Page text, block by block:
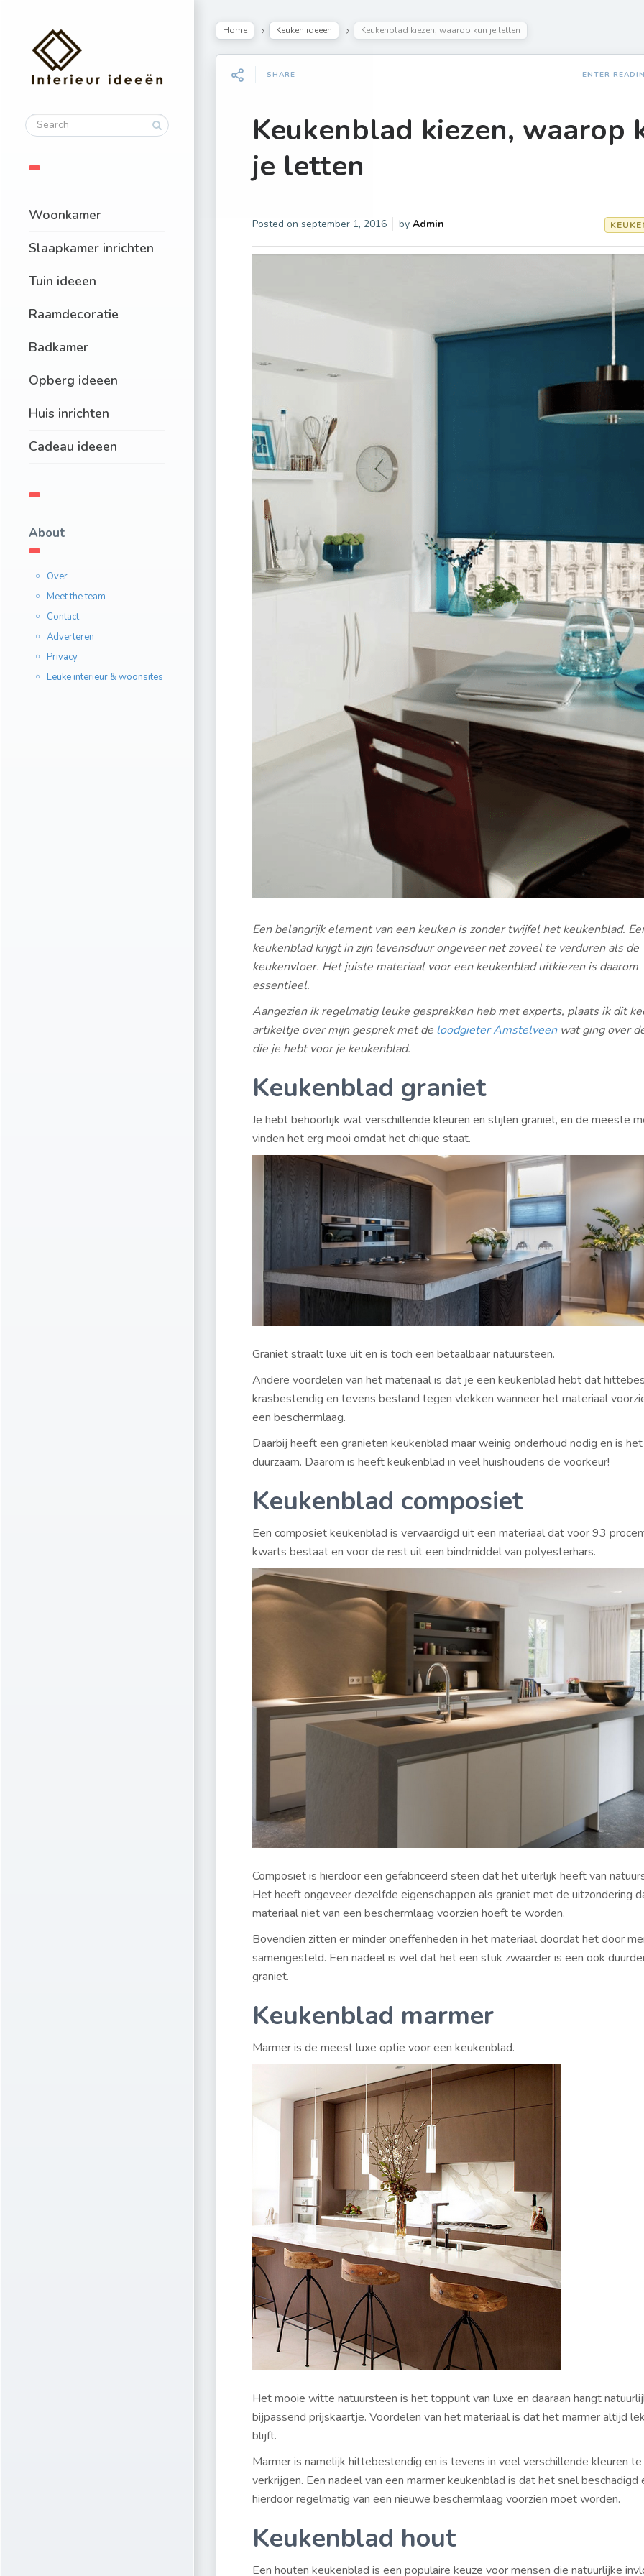
Woonkamer
Slaapkamer inrichten
Tuin ideeen
Raamdecoratie
Badkamer
Opberg ideeen
Huis inrichten
Cadeau ideeen
About
Over
Meet the team
Contact
Adverteren
Privacy
Leuke interieur & woonsites
Home Keuken ideeen Keukenblad kiezen, waarop kun je letten
SHARE ENTER
Keukenblad kiezen, waarop
je letten
Posted on september 1, 2016 by Admin
Een belangrijk element van een keuken is zonder twijfel het keukenblad.
keukenblad krijgt in zijn levensduur ongeveer net zoveel te verduren als de
keukenvloer. Het juiste materiaal voor een keukenblad uitkiezen is daarom
essentieel.
Aangezien ik regelmatig leuke gesprekken heb met experts, plaats ik dit
artikeltje over mijn gesprek met de loodgieter Amstelveenwat ging over
die je hebt voor je keukenblad.
Keukenblad graniet
Je hebt behoorlijk wat verschillende kleuren en stijlen graniet, en de meeste
vinden het erg mooi omdat het chique staat.
Graniet straalt luxe uit en is toch een betaalbaar natuursteen.
Andere voordelen van het materiaal is dat je een keukenblad hebt dat
krasbestendig en tevens bestand tegen vlekken wanneer het materiaal
een beschermlaag.
Daarbij heeft een granieten keukenblad maar weinig onderhoud nodig en is
duurzaam. Daarom is heeft keukenblad in veel huishoudens de voorkeur!
Keukenblad composiet
Een composiet keukenblad is vervaardigd uit een materiaal dat voor 93
kwarts bestaat en voor de rest uit een bindmiddel van polyesterhars.
Composiet is hierdoor een gefabriceerd steen dat het uiterlijk heeft van
Het heeft ongeveer dezelfde eigenschappen als graniet met de uitzondering
materiaal niet van een beschermlaag voorzien hoeft te worden.
Bovendien zitten er minder oneffenheden in het materiaal doordat het door
samengesteld. Een nadeel is wel dat het een stuk zwaarder is een ook
graniet.
Keukenblad marmer
Marmer is de meest luxe optie voor een keukenblad.
Het mooie witte natuursteen is het toppunt van luxe en daaraan hangt
bijpassend prijskaartje. Voordelen van het materiaal is dat het marmer altijd
blijft.
Marmer is namelijk hittebestendig en is tevens in veel verschillende kleuren te
verkrijgen. Een nadeel van een marmer keukenblad is dat het snel beschadigd
hierdoor regelmatig van een nieuwe beschermlaag voorzien moet worden.
Keukenblad hout
Een houten keukenblad is een populaire keuze voor mensen die natuurlijke